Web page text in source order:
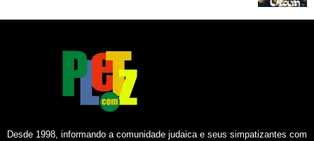
Desde 1998, informando a comunidade judaica e seus simpatizantes com